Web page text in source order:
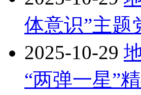
体意识”主题
2025-10-29
“两弹一星”